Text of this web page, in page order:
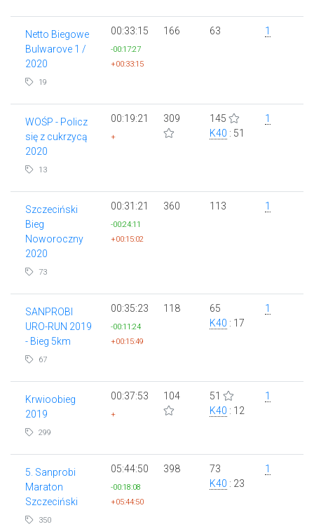
Netto Biegowe
Bulwarove 1 /
2020
19
00:33:15
-00:17:27
+00:33:15
166 63 1
WOŚP - Policz
się z cukrzycą
2020
13
00:19:21
+
309
145
K40 : 51
1
Szczeciński
Bieg
Noworoczny
2020
73
00:31:21
-00:24:11
+00:15:02
360 113 1
SANPROBI
URO-RUN 2019
- Bieg 5km
67
00:35:23
-00:11:24
+00:15:49
118
65
K40 : 17
1
Krwioobieg
2019
299
00:37:53
+
104
51
K40 : 12
1
5. Sanprobi
Maraton
Szczeciński
350
05:44:50
-00:18:08
+05:44:50
398
73
K40 : 23
1